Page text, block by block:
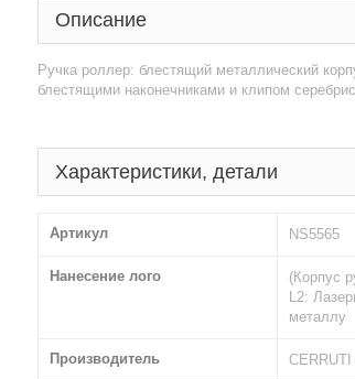
Описание
Ручка роллер: блестящий металлический
блестящими наконечниками и клипом
Характеристики, детали
Артикул NS5565
Нанесение лого
(Корпус
L2:
металлу
Производитель CERRUTI